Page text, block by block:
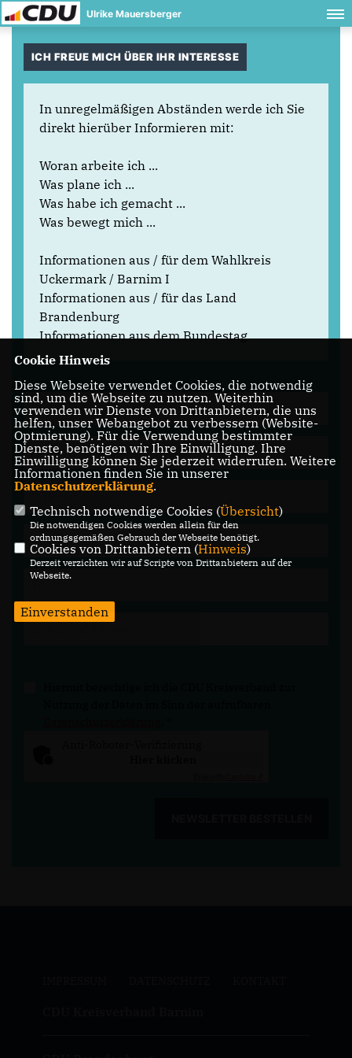
Ulrike Mauersberger
ICH FREUE MICH ÜBER IHR INTERESSE
In unregelmäßigen Abständen werde ich Sie
direkt hierüber Informieren mit:
Woran arbeite ich ...
Was plane ich ...
Was habe ich gemacht ...
Was bewegt mich ...
Informationen aus / für dem Wahlkreis
Uckermark / Barnim I
Informationen aus / für das Land
Brandenburg
Informationen aus dem Bundestag
Cookie Hinweis
Diese Webseite verwendet Cookies, die notwendig
sind, um die Webseite zu nutzen. Weiterhin
verwenden wir Dienste von Drittanbietern, die uns
helfen, unser Webangebot zu verbessern (Website-
Optmierung). Für die Verwendung bestimmter
Dienste, benötigen wir Ihre Einwilligung. Ihre
Einwilligung können Sie jederzeit widerrufen. Weitere
Informationen finden Sie in unserer
Datenschutzerklärung.
Technisch notwendige Cookies (Übersicht)
Die notwendigen Cookies werden allein für den
ordnungsgemäßen Gebrauch der Webseite benötigt.
Cookies von Drittanbietern (Hinweis)
Derzeit verzichten wir auf Scripte von Drittanbietern auf der
Webseite.
Einverstanden